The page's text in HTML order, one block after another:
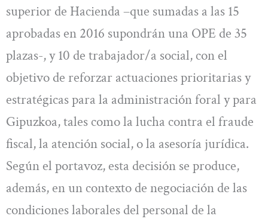
superior de Hacienda –que sumadas a las 15
aprobadas en 2016 supondrán una OPE de 35
plazas-, y 10 de trabajador/a social, con el
objetivo de reforzar actuaciones prioritarias y
estratégicas para la administración foral y para
Gipuzkoa, tales como la lucha contra el fraude
fiscal, la atención social, o la asesoría jurídica.
Según el portavoz, esta decisión se produce,
además, en un contexto de negociación de las
condiciones laborales del personal de la